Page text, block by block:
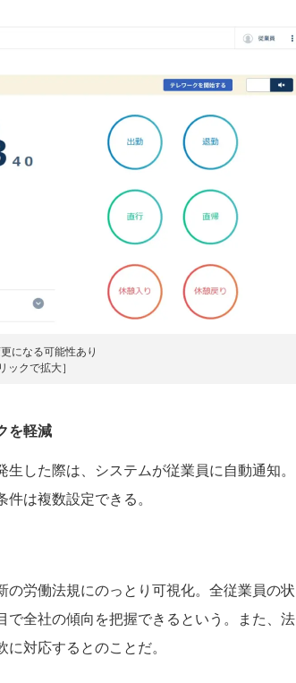
になる可能性あり
ックで拡大］
を軽減
した際は、システムが従業員に自動通知。
は複数設定できる。
労働法規にのっとり可視化。全従業員の状
全社の傾向を把握できるという。また、法
対応するとのことだ。